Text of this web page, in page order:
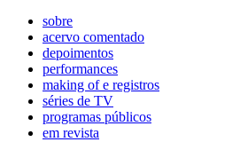
sobre
acervo comentado
depoimentos
performances
making of e registros
séries de TV
programas públicos
em revista